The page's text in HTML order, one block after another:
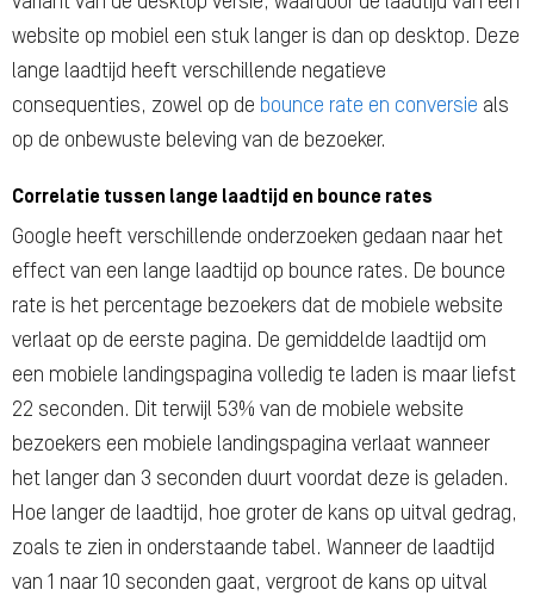
website op mobiel een stuk langer is dan op desktop. Deze
lange laadtijd heeft verschillende negatieve
consequenties, zowel op de bounce rate en conversie als
op de onbewuste beleving van de bezoeker.
Correlatie tussen lange laadtijd en bounce rates
Google heeft verschillende onderzoeken gedaan naar het
effect van een lange laadtijd op bounce rates. De bounce
rate is het percentage bezoekers dat de mobiele website
verlaat op de eerste pagina. De gemiddelde laadtijd om
een mobiele landingspagina volledig te laden is maar liefst
22 seconden. Dit terwijl 53% van de mobiele website
bezoekers een mobiele landingspagina verlaat wanneer
het langer dan 3 seconden duurt voordat deze is geladen.
Hoe langer de laadtijd, hoe groter de kans op uitval gedrag,
zoals te zien in onderstaande tabel. Wanneer de laadtijd
van 1 naar 10 seconden gaat, vergroot de kans op uitval